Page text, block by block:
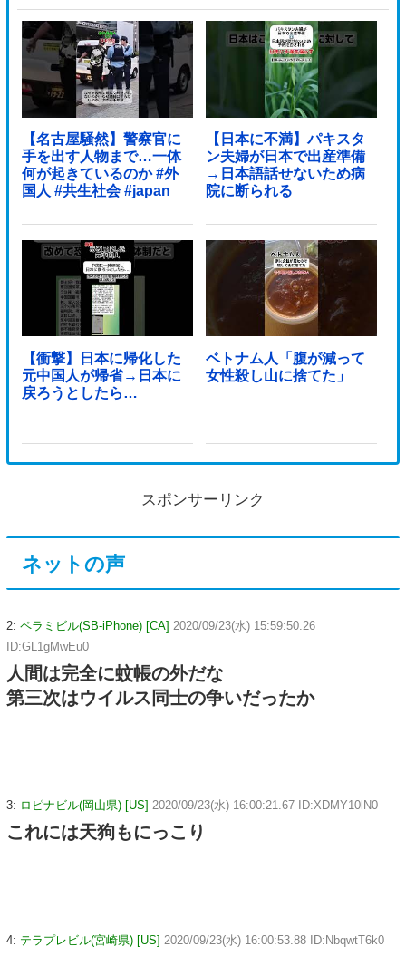
【名古屋騒然】警察官に
手を出す人物まで…一体
何が起きているのか #外
国人 #共生社会 #japan
【日本に不満】パキスタ
ン夫婦が日本で出産準備
→日本語話せないため病
院に断られる
【衝撃】日本に帰化した
元中国人が帰省→日本に
戻ろうとしたら…
ベトナム人「腹が減って
女性殺し山に捨てた」
スポンサーリンク
ネットの声
2: ペラミビル(SB-iPhone) [CA] 2020/09/23(水) 15:59:50.26
ID:GL1gMwEu0
人間は完全に蚊帳の外だな
第三次はウイルス同士の争いだったか
3: ロピナビル(岡山県) [US] 2020/09/23(水) 16:00:21.67 ID:XDMY10lN0
これには天狗もにっこり
4: テラプレビル(宮崎県) [US] 2020/09/23(水) 16:00:53.88 ID:NbqwtT6k0